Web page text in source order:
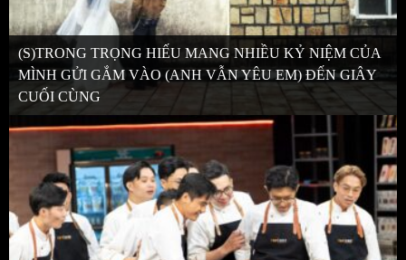
(S)TRONG TRỌNG HIẾU MANG NHIỀU KỶ NIỆM CỦA
MÌNH GỬI GẮM VÀO (ANH VẪN YÊU EM) ĐẾN GIÂY
CUỐI CÙNG